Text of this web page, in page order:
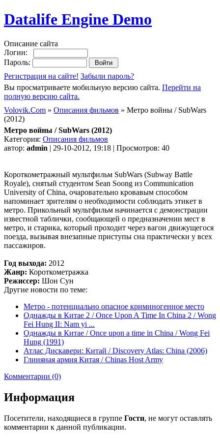
Datalife Engine Demo
Описание сайта
Логин:
Пароль:
Регистрация на сайте! Забыли пароль?
Вы просматриваете мобильную версию сайта. Перейти на
полную версию сайта.
Volovik.Com » Описания фильмов » Метро войны / SubWars
(2012)
Метро войны / SubWars (2012)
Категория: Описания фильмов
автор: admin | 29-10-2012, 19:18 | Просмотров: 40
Короткометражный мультфильм SubWars (Subway Battle
Royale), снятый студентом Sean Soong из Communication
University of China, очаровательно кровавым способом
напоминает зрителям о необходимости соблюдать этикет в
метро. Прикольный мультфильм начинается с демонстрации
известной таблички, сообщающей о предназначении мест в
метро, и старика, который проходит через вагон движущегося
поезда, вызывая внезапные приступы сна практически у всех
пассажиров.
Год выхода: 2012
Жанр: Короткометражка
Режиссер: Шон Сун
Другие новости по теме:
Метро - потенциально опасное криминогенное место
Однажды в Китае 2 / Once Upon A Time In China 2 / Wong
Fei Hung II: Nam yi ...
Однажды в Китае / Once upon a time in China / Wong Fei
Hung (1991)
Атлас Дискавери: Китай / Discovery Atlas: China (2006)
Глиняная армия Китая / Chinas Host Army
Комментарии (0)
Информация
Посетители, находящиеся в группе Гости, не могут оставлять
комментарии к данной публикации.